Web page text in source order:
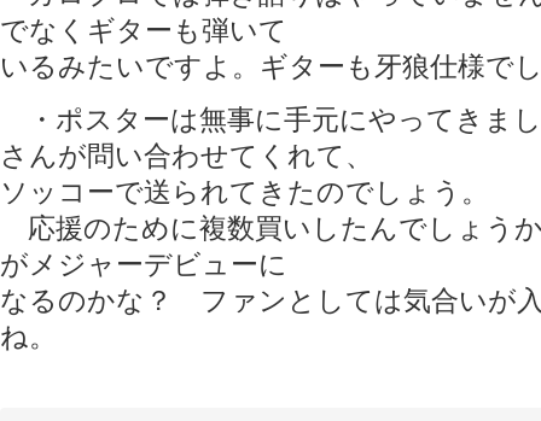
でなくギターも弾いて
いるみたいですよ。ギターも牙狼仕様で
・ポスターは無事に手元にやってきま
さんが問い合わせてくれて、
ソッコーで送られてきたのでしょう。
応援のために複数買いしたんでしょう
がメジャーデビューに
なるのかな？ ファンとしては気合いが
ね。